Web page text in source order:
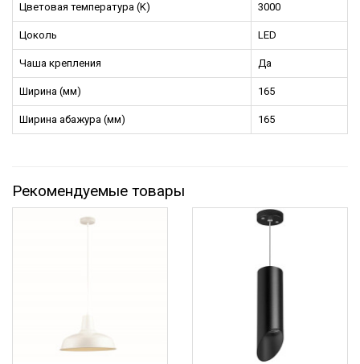
Цветовая температура (K) 3000
Цоколь LED
Чаша крепления Да
Ширина (мм) 165
Ширина абажура (мм) 165
Рекомендуемые товары